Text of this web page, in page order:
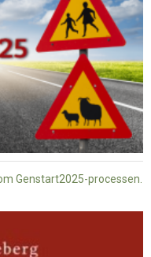
Genstart2025-processen.